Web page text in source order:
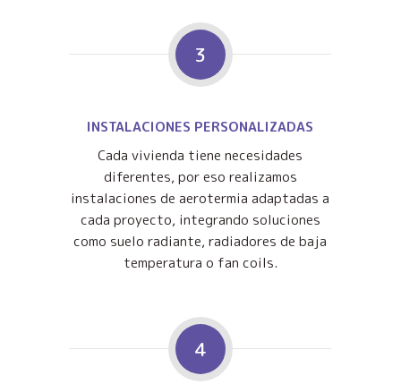
3
INSTALACIONES PERSONALIZADAS
Cada vivienda tiene necesidades
diferentes, por eso realizamos
instalaciones de aerotermia adaptadas a
cada proyecto, integrando soluciones
como suelo radiante, radiadores de baja
temperatura o fan coils.
4